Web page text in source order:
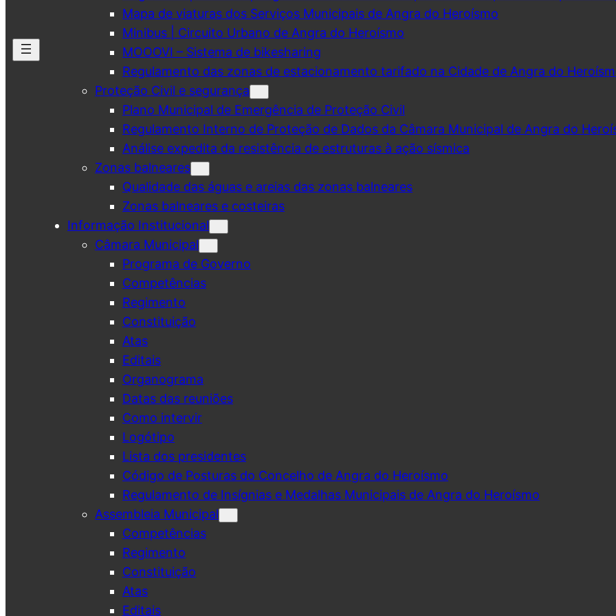
Mapa de viaturas dos Serviços Municipais de Angra do Heroísmo
Minibus | Circuito Urbano de Angra do Heroísmo
MOOOVI – Sistema de bikesharing
Regulamento das zonas de estacionamento tarifado na Cidade de Angra do
Proteção Civil e segurança
Plano Municipal de Emergência de Proteção Civil
Regulamento Interno de Proteção de Dados da Câmara Municipal de Angra do
Análise expedita da resistência de estruturas à ação sísmica
Zonas balneares
Qualidade das águas e areias das zonas balneares
Zonas balneares e costeiras
Informação Institucional
Câmara Municipal
Programa de Governo
Competências
Regimento
Constituição
Atas
Editais
Organograma
Datas das reuniões
Como intervir
Logótipo
Lista dos presidentes
Código de Posturas do Concelho de Angra do Heroísmo
Regulamento de Insígnias e Medalhas Municipais de Angra do Heroísmo
Assembleia Municipal
Competências
Regimento
Constituição
Atas
Editais